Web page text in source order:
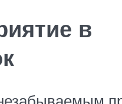
в